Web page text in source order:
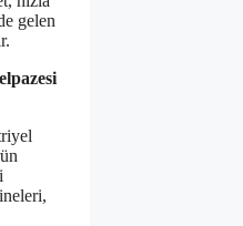
gelen